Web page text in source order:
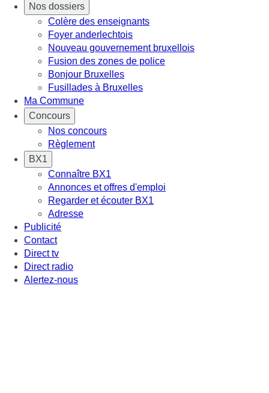
Nos dossiers
Colère des enseignants
Foyer anderlechtois
Nouveau gouvernement bruxellois
Fusion des zones de police
Bonjour Bruxelles
Fusillades à Bruxelles
Ma Commune
Concours
Nos concours
Règlement
BX1
Connaître BX1
Annonces et offres d'emploi
Regarder et écouter BX1
Adresse
Publicité
Contact
Direct tv
Direct radio
Alertez-nous